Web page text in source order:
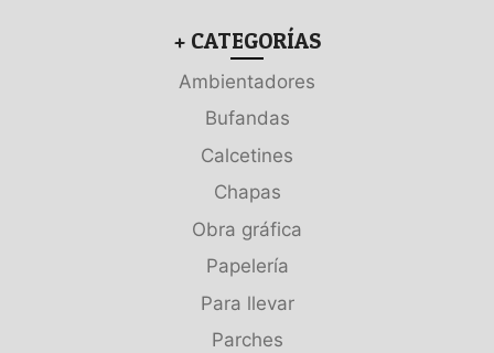
+ CATEGORÍAS
Ambientadores
Bufandas
Calcetines
Chapas
Obra gráfica
Papelería
Para llevar
Parches